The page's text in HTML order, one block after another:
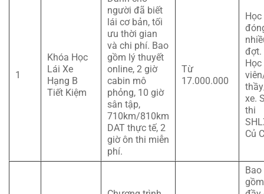
1
Khóa Học
Lái Xe
Hạng B
Tiết Kiệm
người đã biết
lái cơ bản, tối
ưu thời gian
và chi phí. Bao
gồm lý thuyết
online, 2 giờ
cabin mô
phỏng, 10 giờ
sân tập,
710km/810km
DAT thực tế, 2
giờ ôn thi miễn
phí.
Từ
17.000.000
đợt.
Học
xe.
thi
Củ
Bao
gồm